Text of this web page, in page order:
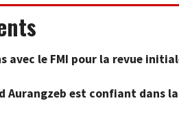
avec le FMI pour la revue
Aurangzeb est confiant dans